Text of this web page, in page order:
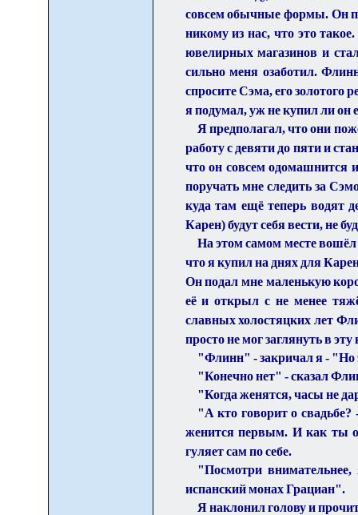
совсем обычные формы. Он
никому из нас, что это
ювелирных магазинов и
сильно меня озаботил.
спросите Сэма, его золотого
я подумал, уж не купил ли он
Я предполагал, что они
работу с девяти до пяти и
что он совсем одомашнится
поручать мне следить за
куда там ещё теперь водят
Карен) будут себя вести,не
На этом самом месте
что я купил на днях для
Он подал мне маленькую
её и открыл с не менее
славных холостяцких лет
просто не мог заглянуть в
"Флинн" - закричал я - "Но
"Конечно нет" - сказал
"Когда женятся, часы не
"А кто говорит о
женится первым. И как ты
гуляет сам по себе.
"Посмотри
испанский монах Грациан".
Я наклонил голову и